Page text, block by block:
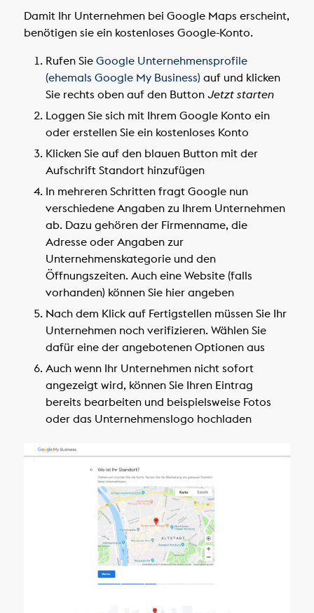
Damit Ihr Unternehmen bei Google Maps erscheint,
benötigen sie ein kostenloses Google-Konto.
Rufen Sie Google Unternehmensprofile
(ehemals Google My Business) auf und klicken
Sie rechts oben auf den Button Jetzt starten
Loggen Sie sich mit Ihrem Google Konto ein
oder erstellen Sie ein kostenloses Konto
Klicken Sie auf den blauen Button mit der
Aufschrift Standort hinzufügen
In mehreren Schritten fragt Google nun
verschiedene Angaben zu Ihrem Unternehmen
ab. Dazu gehören der Firmenname, die
Adresse oder Angaben zur
Unternehmenskategorie und den
Öffnungszeiten. Auch eine Website (falls
vorhanden) können Sie hier angeben
Nach dem Klick auf Fertigstellen müssen Sie Ihr
Unternehmen noch verifizieren. Wählen Sie
dafür eine der angebotenen Optionen aus
Auch wenn Ihr Unternehmen nicht sofort
angezeigt wird, können Sie Ihren Eintrag
bereits bearbeiten und beispielsweise Fotos
oder das Unternehmenslogo hochladen